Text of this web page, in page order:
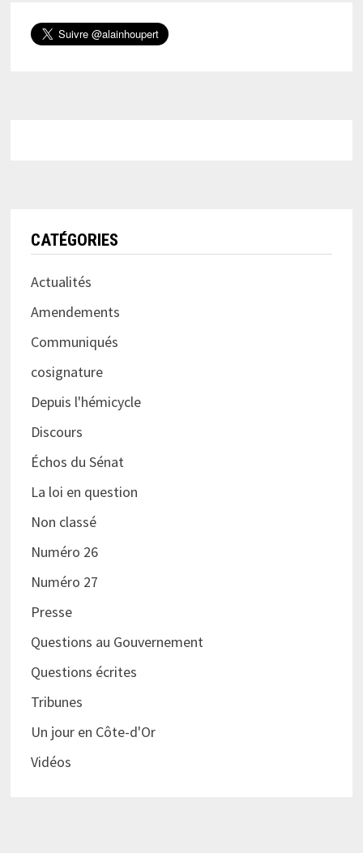
CATÉGORIES
Actualités
Amendements
Communiqués
cosignature
Depuis l'hémicycle
Discours
Échos du Sénat
La loi en question
Non classé
Numéro 26
Numéro 27
Presse
Questions au Gouvernement
Questions écrites
Tribunes
Un jour en Côte-d'Or
Vidéos